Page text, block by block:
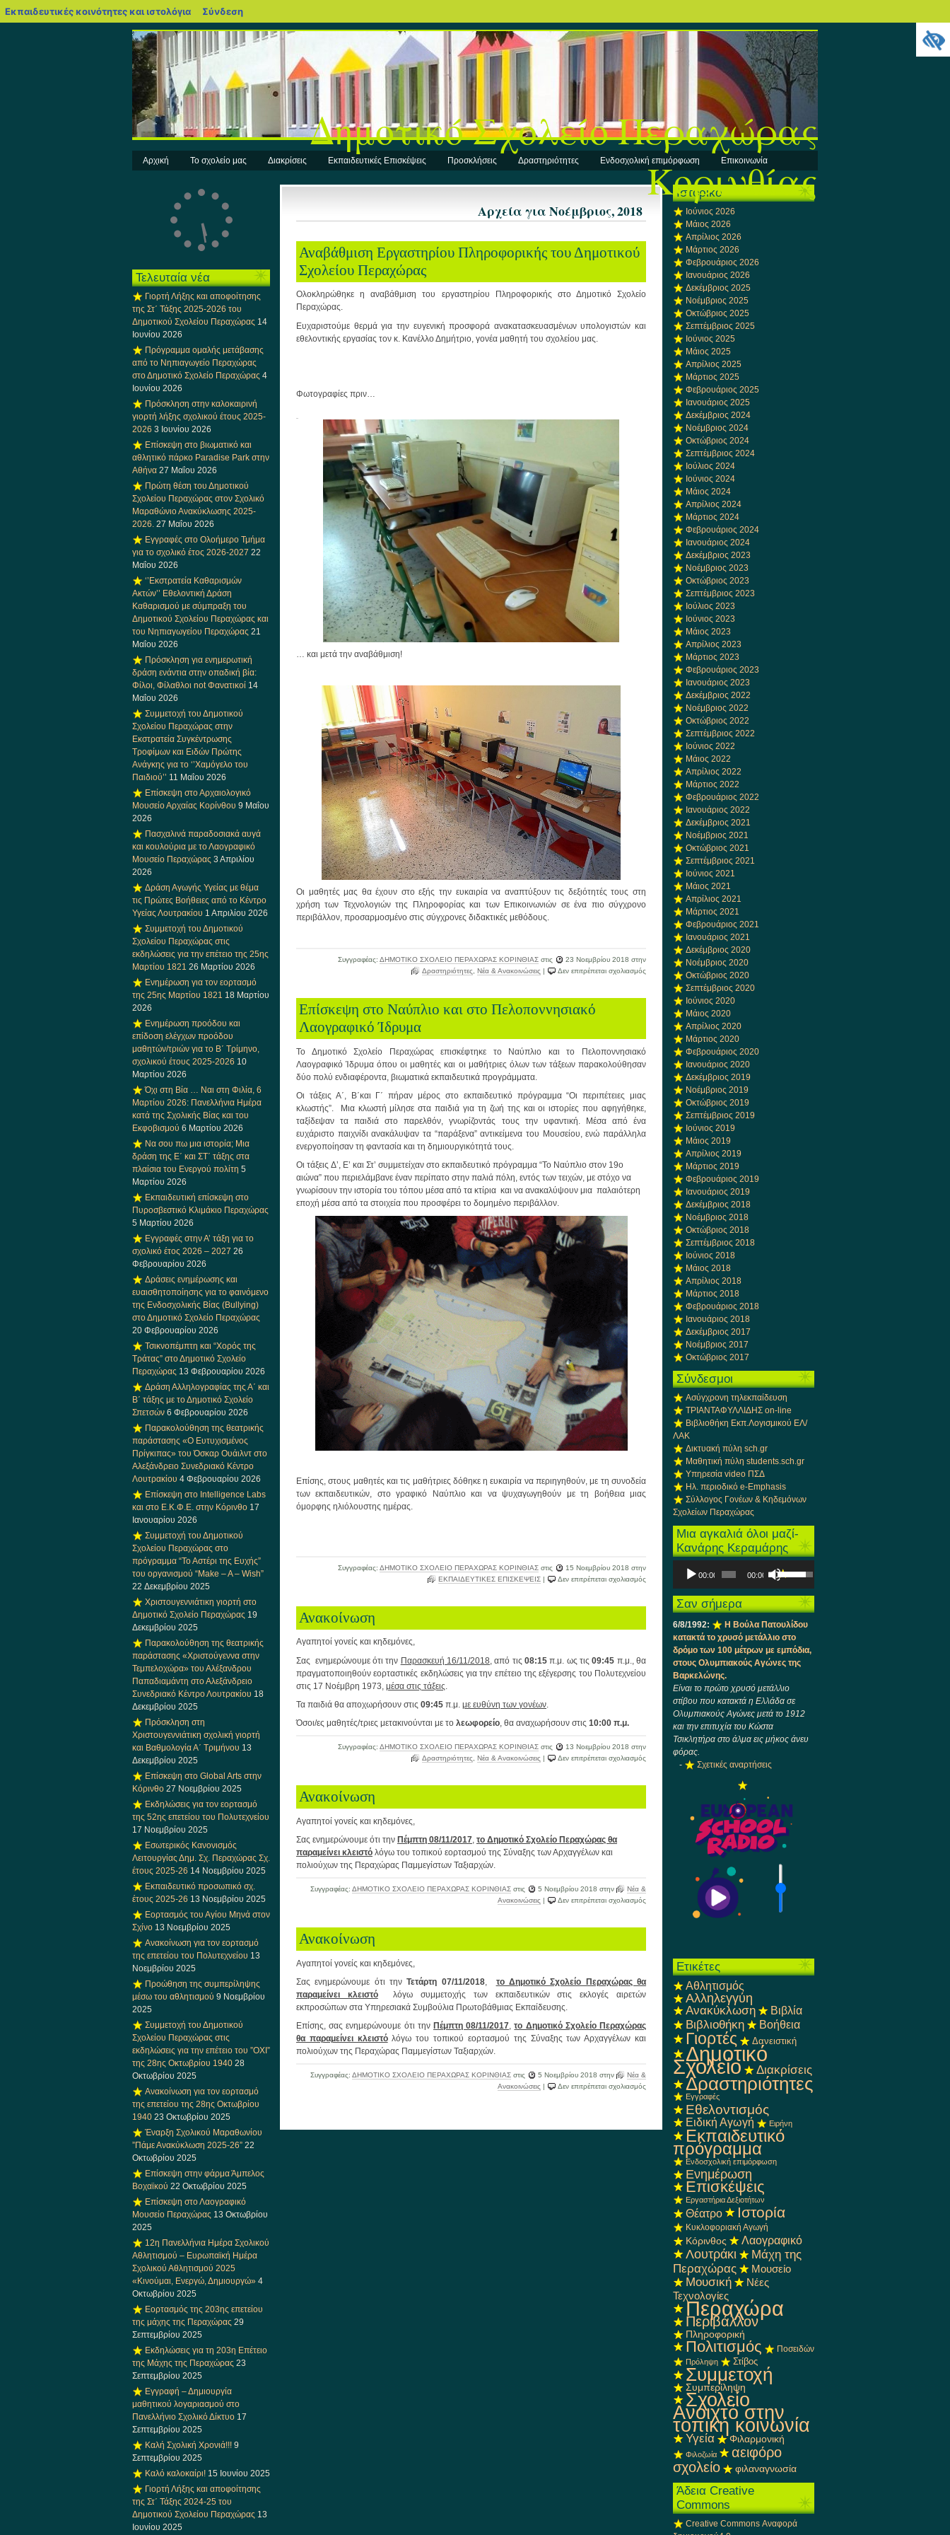
Δημοτικό Σχολείο Περαχώρας
Κορινθίας
Αρχική Το σχολείο μας Διακρίσεις Εκπαιδευτικές Επισκέψεις Προσκλήσεις Δραστηριότητες Ενδοσχολική επιμόρφωση Επικοινωνία
Αρχεία για Νοέμβριος, 2018
Αναβάθμιση Εργαστηρίου Πληροφορικής του Δημοτικού
Σχολείου Περαχώρας
Ολοκληρώθηκε η αναβάθμιση του εργαστηρίου Πληροφορικής στο Δημοτικό Σχολείο
Περαχώρας.
Ευχαριστούμε θερμά για την ευγενική προσφορά ανακατασκευασμένων υπολογιστών και
εθελοντικής εργασίας τον κ. Κανέλλο Δημήτριο, γονέα μαθητή του σχολείου μας.
Φωτογραφίες πριν…
… και μετά την αναβάθμιση!
Οι μαθητές μας θα έχουν στο εξής την ευκαιρία να αναπτύξουν τις δεξιότητές τους στη
χρήση των Τεχνολογιών της Πληροφορίας και των Επικοινωνιών σε ένα πιο σύγχρονο
περιβάλλον, προσαρμοσμένο στις σύγχρονες διδακτικές μεθόδους.
Συγγραφέας: ΔΗΜΟΤΙΚΟ ΣΧΟΛΕΙΟ ΠΕΡΑΧΩΡΑΣ ΚΟΡΙΝΘΙΑΣ στις 23 Νοεμβρίου 2018 στην
Δραστηριότητες, Νέα & Ανακοινώσεις Δεν επιτρέπεται σχολιασμός
Αναβάθμιση
Εργαστηρίου
Πληροφορικής
Δημοτικού
Σχολείου
Περαχώρας
Επίσκεψη στο Ναύπλιο και στο Πελοποννησιακό
Λαογραφικό Ίδρυμα
Το Δημοτικό Σχολείο Περαχώρας επισκέφτηκε το Ναύπλιο και το Πελοποννησιακό
Λαογραφικό Ίδρυμα όπου οι μαθητές και οι μαθήτριες όλων των τάξεων παρακολούθησαν
δύο πολύ ενδιαφέροντα, βιωματικά εκπαιδευτικά προγράμματα.
Οι τάξεις Α΄, Β΄και Γ΄ πήραν μέρος στο εκπαιδευτικό πρόγραμμα “Οι περιπέτειες μιας
κλωστής”. Μια κλωστή μίλησε στα παιδιά για τη ζωή της και οι ιστορίες που αφηγήθηκε,
ταξίδεψαν τα παιδιά στο παρελθόν, γνωρίζοντάς τους την υφαντική. Μέσα από ένα
ευχάριστο παιχνίδι ανακάλυψαν τα “παράξενα” αντικείμενα του Μουσείου, ενώ παράλληλα
ενεργοποίησαν τη φαντασία και τη δημιουργικότητά τους.
Οι τάξεις Δ’, Ε’ και Στ’ συμμετείχαν στο εκπαιδευτικό πρόγραμμα “Το Ναύπλιο στον 19ο
αιώνα” που περιελάμβανε έναν περίπατο στην παλιά πόλη, εντός των τειχών, με στόχο να
γνωρίσουν την ιστορία του τόπου μέσα από τα κτίρια και να ανακαλύψουν μια παλαιότερη
εποχή μέσα από τα στοιχεία που προσφέρει το δομημένο περιβάλλον.
Επίσης, στους μαθητές και τις μαθήτριες δόθηκε η ευκαιρία να περιηγηθούν, με τη συνοδεία
των εκπαιδευτικών, στο γραφικό Ναύπλιο και να ψυχαγωγηθούν με τη βοήθεια μιας
όμορφης ηλιόλουστης ημέρας.
Συγγραφέας: ΔΗΜΟΤΙΚΟ ΣΧΟΛΕΙΟ ΠΕΡΑΧΩΡΑΣ ΚΟΡΙΝΘΙΑΣ στις 15 Νοεμβρίου 2018 στην
ΕΚΠΑΙΔΕΥΤΙΚΕΣ ΕΠΙΣΚΕΨΕΙΣ | Δεν επιτρέπεται σχολιασμός
Επίσκεψη
Πελοποννησιακό
Λαογραφικό
Ανακοίνωση
Αγαπητοί γονείς και κηδεμόνες,
Σας ενημερώνουμε ότι την Παρασκευή 16/11/2018 , από τις08:15 π.μ. ως τις09:45 π.μ., θα
πραγματοποιηθούν εορταστικές εκδηλώσεις για την επέτειο της εξέγερσης του Πολυτεχνείου
στις 17 Νοέμβρη 1973, μέσα στις τάξεις
Τα παιδιά θα αποχωρήσουν στις 09:45 π.μ. με ευθύνη των γονέων.
Όσοι/ες μαθητές/τριες μετακινούνται με το λεωφορείο, θα αναχωρήσουν στις 10:00 π.μ.
Συγγραφέας: ΔΗΜΟΤΙΚΟ ΣΧΟΛΕΙΟ ΠΕΡΑΧΩΡΑΣ ΚΟΡΙΝΘΙΑΣ στις 13 Νοεμβρίου 2018 στην
Δραστηριότητες, Νέα & Ανακοινώσεις Δεν επιτρέπεται σχολιασμός
Ανακοίνωση
Αγαπητοί γονείς και κηδεμόνες,
Σας ενημερώνουμε ότι την Πέμπτη 08/11/2017, το Δημοτικό Σχολείο Περαχώρας θα
παραμείνει κλειστό λόγω του τοπικού εορτασμού της Σύναξης των Αρχαγγέλων και
πολιούχων της Περαχώρας Παμμεγίστων Ταξιαρχών.
Συγγραφέας: ΔΗΜΟΤΙΚΟ ΣΧΟΛΕΙΟ ΠΕΡΑΧΩΡΑΣ ΚΟΡΙΝΘΙΑΣ στις 5 Νοεμβρίου 2018 στην
Νέα &
Ανακοινώσεις | Δεν επιτρέπεται σχολιασμός
Ανακοίνωση
Αγαπητοί γονείς και κηδεμόνες,
Σας ενημερώνουμε ότι τηνΤετάρτη 07/11/2018, το Δημοτικό Σχολείο Περαχώρας θα
παραμείνει κλειστόλόγω συμμετοχής των εκπαιδευτικών στις εκλογές αιρετών
εκπροσώπων στα Υπηρεσιακά Συμβούλια Πρωτοβάθμιας Εκπαίδευσης.
Επίσης, σας ενημερώνουμε ότι την Πέμπτη 08/11/2017,το Δημοτικό Σχολείο Περαχώρας
θα παραμείνει κλειστόλόγω του τοπικού εορτασμού της Σύναξης των Αρχαγγέλων και
πολιούχων της Περαχώρας Παμμεγίστων Ταξιαρχών.
Συγγραφέας: ΔΗΜΟΤΙΚΟ ΣΧΟΛΕΙΟ ΠΕΡΑΧΩΡΑΣ ΚΟΡΙΝΘΙΑΣ στις 5 Νοεμβρίου 2018 στην
Νέα &
Ανακοινώσεις
Δεν επιτρέπεται σχολιασμός
Ανακοίνωση
Τελευταία νέα
Γιορτή Λήξης και αποφοίτησης
της Στ΄ Τάξης 2025-2026 του
Δημοτικού Σχολείου Περαχώρας 14
Ιουνίου 2026
Πρόγραμμα ομαλής μετάβασης
από το Νηπιαγωγείο Περαχώρας
στο Δημοτικό Σχολείο Περαχώρας 4
Ιουνίου 2026
Πρόσκληση στην καλοκαιρινή
γιορτή λήξης σχολικού έτους 2025-
2026 3 Ιουνίου 2026
Επίσκεψη στο βιωματικό και
αθλητικό πάρκο Paradise Park στην
Αθήνα 27 Μαΐου 2026
Πρώτη θέση του Δημοτικού
Σχολείου Περαχώρας στον Σχολικό
Μαραθώνιο Ανακύκλωσης 2025-
2026. 27 Μαΐου 2026
Εγγραφές στο Ολοήμερο Τμήμα
για το σχολικό έτος 2026-2027 22
Μαΐου 2026
‘’Εκστρατεία Καθαρισμών
Ακτών’’ Εθελοντική Δράση
Καθαρισμού με σύμπραξη του
Δημοτικού Σχολείου Περαχώρας και
του Νηπιαγωγείου Περαχώρας 21
Μαΐου 2026
Πρόσκληση για ενημερωτική
δράση ενάντια στην οπαδική βία:
Φίλοι, Φίλαθλοι not Φανατικοί 14
Μαΐου 2026
Συμμετοχή του Δημοτικού
Σχολείου Περαχώρας στην
Εκστρατεία Συγκέντρωσης
Τροφίμων και Ειδών Πρώτης
Ανάγκης για το ‘’Χαμόγελο του
Παιδιού’’ 11 Μαΐου 2026
Επίσκεψη στο Αρχαιολογικό
Μουσείο Αρχαίας Κορίνθου 9 Μαΐου
2026
Πασχαλινά παραδοσιακά αυγά
και κουλούρια με το Λαογραφικό
Μουσείο Περαχώρας 3 Απριλίου
2026
Δράση Αγωγής Υγείας με θέμα
τις Πρώτες Βοήθειες από το Κέντρο
Υγείας Λουτρακίου 1 Απριλίου 2026
Συμμετοχή του Δημοτικού
Σχολείου Περαχώρας στις
εκδηλώσεις για την επέτειο της 25ης
Μαρτίου 1821 26 Μαρτίου 2026
Ενημέρωση για τον εορτασμό
της 25ης Μαρτίου 1821 18 Μαρτίου
2026
Ενημέρωση προόδου και
επίδοση ελέγχων προόδου
μαθητών/τριών για το Β΄ Τρίμηνο,
σχολικού έτους 2025-2026 10
Μαρτίου 2026
Όχι στη Βία … Ναι στη Φιλία, 6
Μαρτίου 2026: Πανελλήνια Ημέρα
κατά της Σχολικής Βίας και του
Εκφοβισμού 6 Μαρτίου 2026
Να σου πω μια ιστορία; Μια
δράση της Ε΄ και ΣΤ΄ τάξης στα
πλαίσια του Ενεργού πολίτη 5
Μαρτίου 2026
Εκπαιδευτική επίσκεψη στο
Πυροσβεστικό Κλιμάκιο Περαχώρας
5 Μαρτίου 2026
Εγγραφές στην Α’ τάξη για το
σχολικό έτος 2026 – 2027 26
Φεβρουαρίου 2026
Δράσεις ενημέρωσης και
ευαισθητοποίησης για το φαινόμενο
της Ενδοσχολικής Βίας (Bullying)
στο Δημοτικό Σχολείο Περαχώρας
20 Φεβρουαρίου 2026
Τσικνοπέμπτη και “Χορός της
Τράτας” στο Δημοτικό Σχολείο
Περαχώρας 13 Φεβρουαρίου 2026
Δράση Αλληλογραφίας της Α΄ και
Β΄ τάξης με το Δημοτικό Σχολείο
Σπετσών 6 Φεβρουαρίου 2026
Παρακολούθηση της θεατρικής
παράστασης «Ο Ευτυχισμένος
Πρίγκιπας» του Όσκαρ Ουάιλντ στο
Αλεξάνδρειο Συνεδριακό Κέντρο
Λουτρακίου 4 Φεβρουαρίου 2026
Επίσκεψη στο Intelligence Labs
και στο Ε.Κ.Φ.Ε. στην Κόρινθο 17
Ιανουαρίου 2026
Συμμετοχή του Δημοτικού
Σχολείου Περαχώρας στο
πρόγραμμα “Το Αστέρι της Ευχής”
του οργανισμού “Make – A – Wish”
22 Δεκεμβρίου 2025
Χριστουγεννιάτικη γιορτή στο
Δημοτικό Σχολείο Περαχώρας 19
Δεκεμβρίου 2025
Παρακολούθηση της θεατρικής
παράστασης «Χριστούγεννα στην
Τεμπελοχώρα» του Αλέξανδρου
Παπαδιαμάντη στο Αλεξάνδρειο
Συνεδριακό Κέντρο Λουτρακίου 18
Δεκεμβρίου 2025
Πρόσκληση στη
Χριστουγεννιάτικη σχολική γιορτή
και Βαθμολογία Α΄ Τριμήνου 13
Δεκεμβρίου 2025
Επίσκεψη στο Global Arts στην
Κόρινθο 27 Νοεμβρίου 2025
Εκδηλώσεις για τον εορτασμό
της 52ης επετείου του Πολυτεχνείου
17 Νοεμβρίου 2025
Εσωτερικός Κανονισμός
Λειτουργίας Δημ. Σχ. Περαχώρας Σχ.
έτους 2025-26 14 Νοεμβρίου 2025
Εκπαιδευτικό προσωπικό σχ.
έτους 2025-26 13 Νοεμβρίου 2025
Εορτασμός του Αγίου Μηνά στον
Σχίνο 13 Νοεμβρίου 2025
Ανακοίνωση για τον εορτασμό
της επετείου του Πολυτεχνείου 13
Νοεμβρίου 2025
Προώθηση της συμπερίληψης
μέσω του αθλητισμού 9 Νοεμβρίου
2025
Συμμετοχή του Δημοτικού
Σχολείου Περαχώρας στις
εκδηλώσεις για την επέτειο του ”ΟΧΙ”
της 28ης Οκτωβρίου 1940 28
Οκτωβρίου 2025
Ανακοίνωση για τον εορτασμό
της επετείου της 28ης Οκτωβρίου
1940 23 Οκτωβρίου 2025
Έναρξη Σχολικού Μαραθωνίου
”Πάμε Ανακύκλωση 2025-26” 22
Οκτωβρίου 2025
Επίσκεψη στην φάρμα Άμπελος
Βοχαϊκού 22 Οκτωβρίου 2025
Επίσκεψη στο Λαογραφικό
Μουσείο Περαχώρας 13 Οκτωβρίου
2025
12η Πανελλήνια Ημέρα Σχολικού
Αθλητισμού – Ευρωπαϊκή Ημέρα
Σχολικού Αθλητισμού 2025
«Κινούμαι, Ενεργώ, Δημιουργώ» 4
Οκτωβρίου 2025
Εορτασμός της 203ης επετείου
της μάχης της Περαχώρας 29
Σεπτεμβρίου 2025
Εκδηλώσεις για τη 203η Επέτειο
της Μάχης της Περαχώρας 23
Σεπτεμβρίου 2025
Εγγραφή – Δημιουργία
μαθητικού λογαριασμού στο
Πανελλήνιο Σχολικό Δίκτυο 17
Σεπτεμβρίου 2025
Καλή Σχολική Χρονιά!!! 9
Σεπτεμβρίου 2025
Καλό καλοκαίρι! 15 Ιουνίου 2025
Γιορτή Λήξης και αποφοίτησης
της Στ΄ Τάξης 2024-25 του
Δημοτικού Σχολείου Περαχώρας 13
Ιουνίου 2025
Ιστορικό
Ιούνιος 2026
Μάιος 2026
Απρίλιος 2026
Μάρτιος 2026
Φεβρουάριος 2026
Ιανουάριος 2026
Δεκέμβριος 2025
Νοέμβριος 2025
Οκτώβριος 2025
Σεπτέμβριος 2025
Ιούνιος 2025
Μάιος 2025
Απρίλιος 2025
Μάρτιος 2025
Φεβρουάριος 2025
Ιανουάριος 2025
Δεκέμβριος 2024
Νοέμβριος 2024
Οκτώβριος 2024
Σεπτέμβριος 2024
Ιούλιος 2024
Ιούνιος 2024
Μάιος 2024
Απρίλιος 2024
Μάρτιος 2024
Φεβρουάριος 2024
Ιανουάριος 2024
Δεκέμβριος 2023
Νοέμβριος 2023
Οκτώβριος 2023
Σεπτέμβριος 2023
Ιούλιος 2023
Ιούνιος 2023
Μάιος 2023
Απρίλιος 2023
Μάρτιος 2023
Φεβρουάριος 2023
Ιανουάριος 2023
Δεκέμβριος 2022
Νοέμβριος 2022
Οκτώβριος 2022
Σεπτέμβριος 2022
Ιούνιος 2022
Μάιος 2022
Απρίλιος 2022
Μάρτιος 2022
Φεβρουάριος 2022
Ιανουάριος 2022
Δεκέμβριος 2021
Νοέμβριος 2021
Οκτώβριος 2021
Σεπτέμβριος 2021
Ιούνιος 2021
Μάιος 2021
Απρίλιος 2021
Μάρτιος 2021
Φεβρουάριος 2021
Ιανουάριος 2021
Δεκέμβριος 2020
Νοέμβριος 2020
Οκτώβριος 2020
Σεπτέμβριος 2020
Ιούνιος 2020
Μάιος 2020
Απρίλιος 2020
Μάρτιος 2020
Φεβρουάριος 2020
Ιανουάριος 2020
Δεκέμβριος 2019
Νοέμβριος 2019
Οκτώβριος 2019
Σεπτέμβριος 2019
Ιούνιος 2019
Μάιος 2019
Απρίλιος 2019
Μάρτιος 2019
Φεβρουάριος 2019
Ιανουάριος 2019
Δεκέμβριος 2018
Νοέμβριος 2018
Οκτώβριος 2018
Σεπτέμβριος 2018
Ιούνιος 2018
Μάιος 2018
Απρίλιος 2018
Μάρτιος 2018
Φεβρουάριος 2018
Ιανουάριος 2018
Δεκέμβριος 2017
Νοέμβριος 2017
Οκτώβριος 2017
Σύνδεσμοι
Ασύγχρονη τηλεκπαίδευση
ΤΡΙΑΝΤΑΦΥΛΛΙΔΗΣ on-line
Βιβλιοθήκη Εκπ.Λογισμικού ΕΛ/
ΛΑΚ
Δικτυακή πύλη sch.gr
Μαθητική πύλη students.sch.gr
Υπηρεσία video ΠΣΔ
Ηλ. περιοδικό e-Emphasis
Σύλλογος Γονέων & Κηδεμόνων
Σχολείων Περαχώρας
Μια αγκαλιά όλοι μαζί-
Κανάρης Κεραμάρης
Πρόγραμμα
Αναπαραγωγής
Ήχου
00:00 00:00
τα
πλήκτρα
Πάνω/
βέλος
για
να
αυξήσετε
μειώσετε
ένταση.
Σαν σήμερα
6/8/1992:
Η Βούλα Πατουλίδου
κατακτά το χρυσό μετάλλιο στο
δρόμο των 100 μέτρων με εμπόδια,
στους Ολυμπιακούς Αγώνες της
Βαρκελώνης.
Είναι το πρώτο χρυσό μετάλλιο
στίβου που κατακτά η Ελλάδα σε
Ολυμπιακούς Αγώνες μετά το 1912
και την επιτυχία του Κώστα
Τσικλητήρα στο άλμα εις μήκος άνευ
φόρας.
-
Σχετικές αναρτήσεις
Ετικέτες
Αθλητισμός
Αλληλεγγύη
Ανακύκλωση Βιβλία
Βιβλιοθήκη Βοήθεια
Γιορτές Δανειστική
Δημοτικό
Σχολείο Διακρίσεις
Δραστηριότητες
Εγγραφές
Εθελοντισμός
Ειδική Αγωγή Ειρήνη
Εκπαιδευτικό
πρόγραμμα
Ενδοσχολική επιμόρφωση
Ενημέρωση
Επισκέψεις
Εργαστήρια Δεξιοτήτων
Θέατρο Ιστορία
Κυκλοφοριακή Αγωγή
Κόρινθος Λαογραφικό
Λουτράκι
Μάχη της
Περαχώρας
Μουσείο
Μουσική
Νέες
Τεχνολογίες
Περαχώρα
Περιβάλλον
Πληροφορική
Πολιτισμός Ποσειδών
Πρόληψη Στίβος
Συμμετοχή
Συμπερίληψη
Σχολείο
Ανοιχτό στην
τοπική κοινωνία
Υγεία Φιλαρμονική
Φιλοζωία
αειφόρο
σχολείο
φιλαναγνωσία
Άδεια Creative
Commons
Creative Commons Αναφορά
Εκπαιδευτικές κοινότητες και ιστολόγια blogs.sch.gr
Σύνδεση